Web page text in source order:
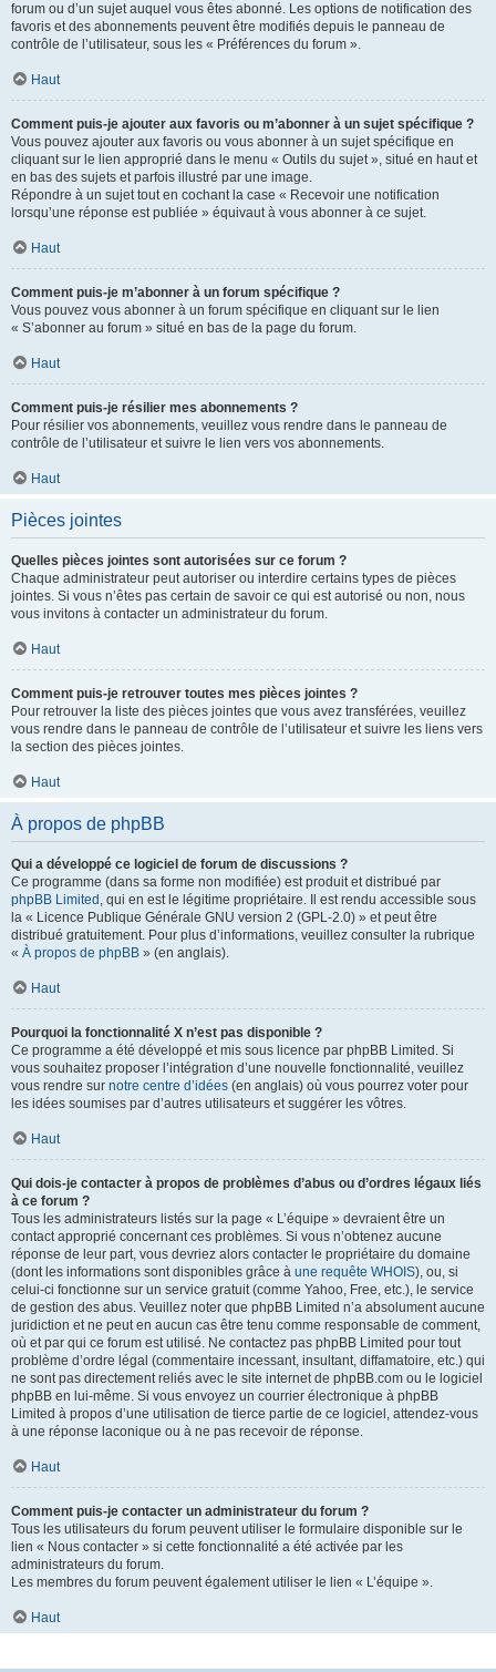
forum ou d’un sujet auquel vous êtes abonné. Les options de notification des
favoris et des abonnements peuvent être modifiés depuis le panneau de
contrôle de l’utilisateur, sous les « Préférences du forum ».
Haut
Comment puis-je ajouter aux favoris ou m’abonner à un sujet spécifique ?
Vous pouvez ajouter aux favoris ou vous abonner à un sujet spécifique en
cliquant sur le lien approprié dans le menu « Outils du sujet », situé en haut et
en bas des sujets et parfois illustré par une image.
Répondre à un sujet tout en cochant la case « Recevoir une notification
lorsqu’une réponse est publiée » équivaut à vous abonner à ce sujet.
Haut
Comment puis-je m’abonner à un forum spécifique ?
Vous pouvez vous abonner à un forum spécifique en cliquant sur le lien
« S’abonner au forum » situé en bas de la page du forum.
Haut
Comment puis-je résilier mes abonnements ?
Pour résilier vos abonnements, veuillez vous rendre dans le panneau de
contrôle de l’utilisateur et suivre le lien vers vos abonnements.
Haut
Pièces jointes
Quelles pièces jointes sont autorisées sur ce forum ?
Chaque administrateur peut autoriser ou interdire certains types de pièces
jointes. Si vous n’êtes pas certain de savoir ce qui est autorisé ou non, nous
vous invitons à contacter un administrateur du forum.
Haut
Comment puis-je retrouver toutes mes pièces jointes ?
Pour retrouver la liste des pièces jointes que vous avez transférées, veuillez
vous rendre dans le panneau de contrôle de l’utilisateur et suivre les liens vers
la section des pièces jointes.
Haut
À propos de phpBB
Qui a développé ce logiciel de forum de discussions ?
Ce programme (dans sa forme non modifiée) est produit et distribué par
phpBB Limited , qui en est le légitime propriétaire. Il est rendu accessible sous
la « Licence Publique Générale GNU version 2 (GPL-2.0) » et peut être
distribué gratuitement. Pour plus d’informations, veuillez consulter la rubrique
« À propos de phpBB » (en anglais).
Haut
Pourquoi la fonctionnalité X n’est pas disponible ?
Ce programme a été développé et mis sous licence par phpBB Limited. Si
vous souhaitez proposer l’intégration d’une nouvelle fonctionnalité, veuillez
vous rendre sur notre centre d’idées (en anglais) où vous pourrez voter pour
les idées soumises par d’autres utilisateurs et suggérer les vôtres.
Haut
Qui dois-je contacter à propos de problèmes d’abus ou d’ordres légaux liés
à ce forum ?
Tous les administrateurs listés sur la page « L’équipe » devraient être un
contact approprié concernant ces problèmes. Si vous n’obtenez aucune
réponse de leur part, vous devriez alors contacter le propriétaire du domaine
(dont les informations sont disponibles grâce à une requête WHOIS), ou, si
celui-ci fonctionne sur un service gratuit (comme Yahoo, Free, etc.), le service
de gestion des abus. Veuillez noter que phpBB Limited n’a absolument aucune
juridiction et ne peut en aucun cas être tenu comme responsable de comment,
où et par qui ce forum est utilisé. Ne contactez pas phpBB Limited pour tout
problème d’ordre légal (commentaire incessant, insultant, diffamatoire, etc.) qui
ne sont pas directement reliés avec le site internet de phpBB.com ou le logiciel
phpBB en lui-même. Si vous envoyez un courrier électronique à phpBB
Limited à propos d’une utilisation de tierce partie de ce logiciel, attendez-vous
à une réponse laconique ou à ne pas recevoir de réponse.
Haut
Comment puis-je contacter un administrateur du forum ?
Tous les utilisateurs du forum peuvent utiliser le formulaire disponible sur le
lien « Nous contacter » si cette fonctionnalité a été activée par les
administrateurs du forum.
Les membres du forum peuvent également utiliser le lien « L’équipe ».
Haut